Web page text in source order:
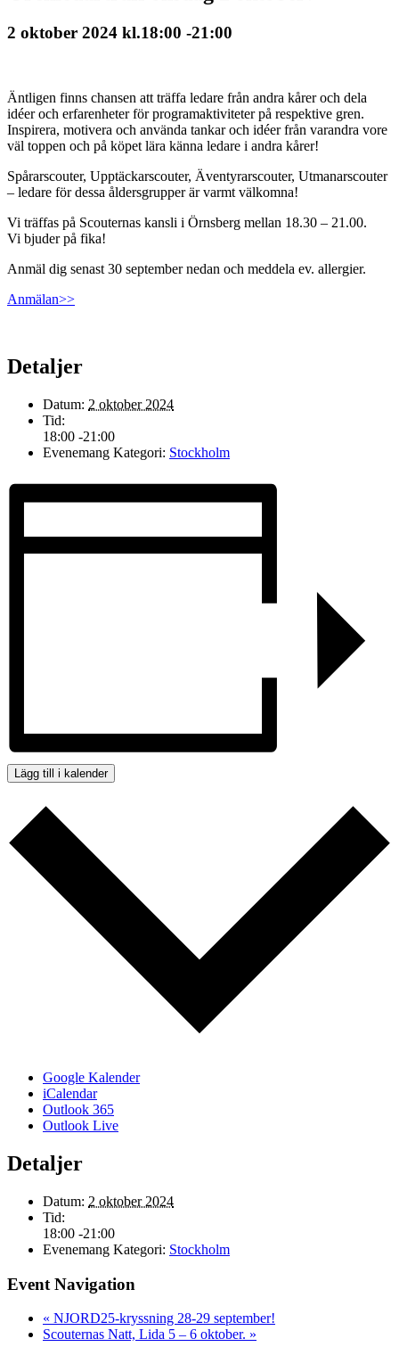
2 oktober 2024 kl.18:00 -21:00
Äntligen finns chansen att träffa ledare från andra kårer och dela
idéer och erfarenheter för programaktiviteter på respektive gren.
Inspirera, motivera och använda tankar och idéer från varandra vore
väl toppen och på köpet lära känna ledare i andra kårer!
Spårarscouter, Upptäckarscouter, Äventyrarscouter, Utmanarscouter
– ledare för dessa åldersgrupper är varmt välkomna!
Vi träffas på Scouternas kansli i Örnsberg mellan 18.30 – 21.00.
Vi bjuder på fika!
Anmäl dig senast 30 september nedan och meddela ev. allergier.
Anmälan>>
Detaljer
Datum: 2 oktober 2024
Tid:
18:00 -21:00
Evenemang Kategori: Stockholm
Lägg till i kalender
Google Kalender
iCalendar
Outlook 365
Outlook Live
Detaljer
Datum: 2 oktober 2024
Tid:
18:00 -21:00
Evenemang Kategori: Stockholm
Event Navigation
« NJORD25-kryssning 28-29 september!
Scouternas Natt, Lida 5 – 6 oktober. »